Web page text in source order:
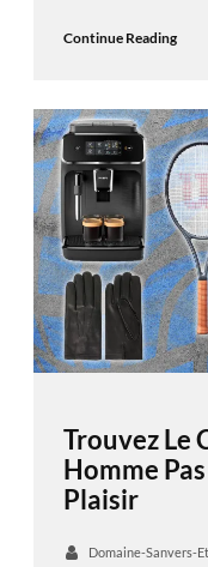
Continue Reading
Trouvez Le
Homme
Plaisir
Domaine-Sanvers-